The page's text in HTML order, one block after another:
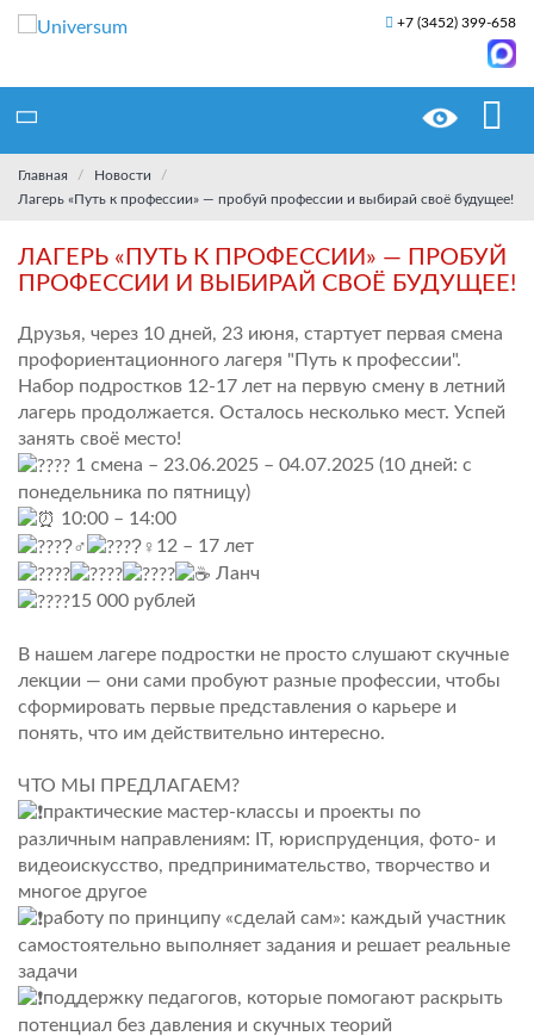
+7 (3452) 399-658
Главная
Новости
Лагерь «Путь к профессии» — пробуй профессии и выбирай своё будущее!
ЛАГЕРЬ «ПУТЬ К ПРОФЕССИИ» — ПРОБУЙ
ПРОФЕССИИ И ВЫБИРАЙ СВОЁ БУДУЩЕЕ!
Друзья, через 10 дней, 23 июня, стартует первая смена
профориентационного лагеря "Путь к профессии".
Набор подростков 12-17 лет на первую смену в летний
лагерь продолжается. Осталось несколько мест. Успей
занять своё место!
1 смена – 23.06.2025 – 04.07.2025 (10 дней: с
понедельника по пятницу)
10:00 – 14:00
12 – 17 лет
Ланч
15 000 рублей
В нашем лагере подростки не просто слушают скучные
лекции — они сами пробуют разные профессии, чтобы
сформировать первые представления о карьере и
понять, что им действительно интересно.
ЧТО МЫ ПРЕДЛАГАЕМ?
практические мастер-классы и проекты по
различным направлениям: IT, юриспруденция, фото- и
видеоискусство, предпринимательство, творчество и
многое другое
️работу по принципу «сделай сам»: каждый участник
самостоятельно выполняет задания и решает реальные
задачи
️поддержку педагогов, которые помогают раскрыть
потенциал без давления и скучных теорий